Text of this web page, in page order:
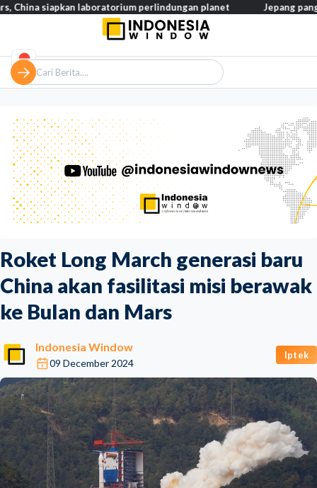
Roket Long March generasi baru
China akan fasilitasi misi berawak
ke Bulan dan Mars
Indonesia Window
09 December 2024
Iptek
laboratorium perlindungan planet Jepang pangkas